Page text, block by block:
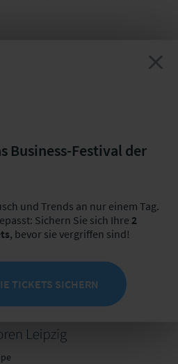
die
Mörstedt
Partnermanagement
Mail schreiben
Termin buchen
Business-Festival der
und Trends an nur einem Tag.
Sichern Sie sich Ihre 2
, bevor sie vergriffen sind!
TICKETS SICHERN